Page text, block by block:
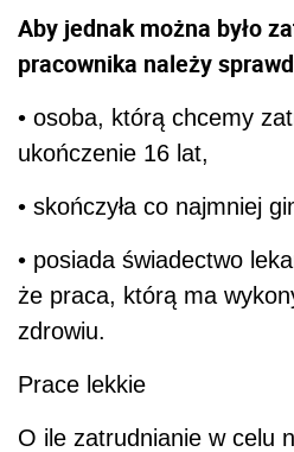
Aby jednak można było
pracownika należy
• osoba, którą chcemy
ukończenie 16 lat,
• skończyła co najmniej
• posiada świadectwo
że praca, którą ma
zdrowiu.
Prace lekkie
O ile zatrudnianie w celu